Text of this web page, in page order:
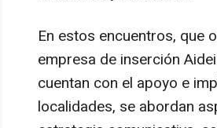
En estos encuentros, que
empresa de inserción
cuentan con el apoyo e
localidades, se abordan